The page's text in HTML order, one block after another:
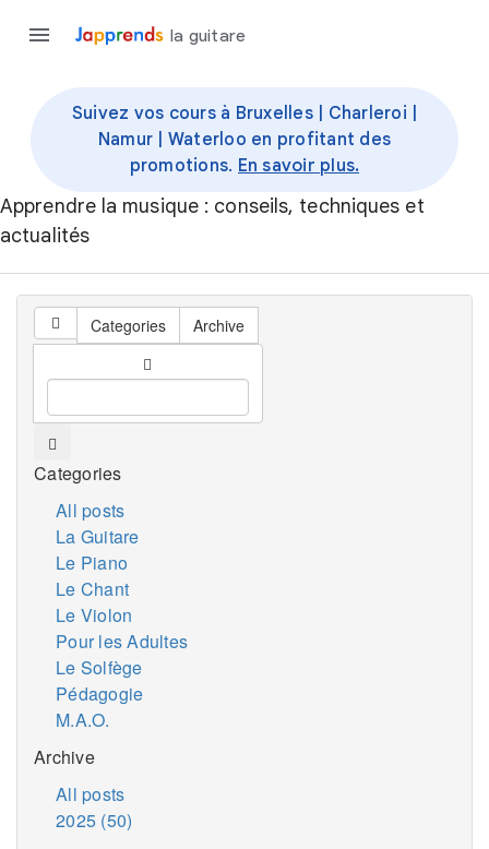
la guitare
Suivez vos cours à Bruxelles | Charleroi |
Namur | Waterloo en profitant des
promotions. En savoir plus.
Apprendre la musique : conseils, techniques et
actualités
Categories Archive
Categories
All posts
La Guitare
Le Piano
Le Chant
Le Violon
Pour les Adultes
Le Solfège
Pédagogie
M.A.O.
Archive
All posts
2025 (50)